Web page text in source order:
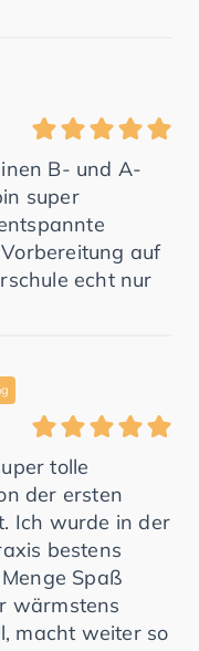
B- und A-
super
auf
echt nur
tolle
der ersten
Ich wurde in der
bestens
Spaß
wärmstens
macht weiter so